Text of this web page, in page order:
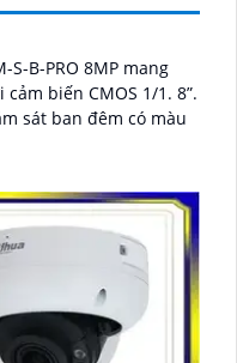
S-B-PRO 8MP mang
biến CMOS 1/1. 8”.
sát ban đêm có màu